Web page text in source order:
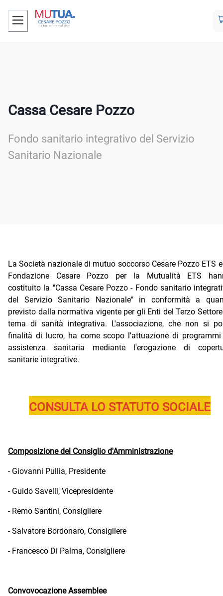
Cassa Cesare Pozzo
Fondo sanitario integrativo del Servizio
Sanitario Nazionale
La Società nazionale di mutuo soccorso Cesare Pozzo ETS
Fondazione Cesare Pozzo per la Mutualità ETS
costituito la "Cassa Cesare Pozzo - Fondo sanitario
del Servizio Sanitario Nazionale" in conformità a
previsto dalla normativa vigente per gli Enti del Terzo
tema di sanità integrativa. L'associazione, che non si
finalità di lucro, ha come scopo l'attuazione di
assistenza sanitaria mediante l'erogazione di
sanitarie integrative.
CONSULTA LO STATUTO SOCIALE
Composizione del Consiglio d'Amministrazione
- Giovanni Pullia, Presidente
- Guido Savelli, Vicepresidente
- Remo Santini, Consigliere
- Salvatore Bordonaro, Consigliere
- Francesco Di Palma, Consigliere
Convovocazione Assemblee